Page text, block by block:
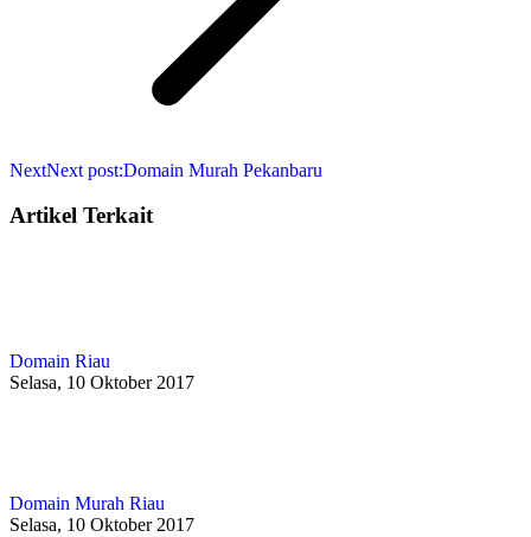
NextNext post:Domain Murah Pekanbaru
Artikel Terkait
Domain Riau
Selasa, 10 Oktober 2017
Domain Murah Riau
Selasa, 10 Oktober 2017